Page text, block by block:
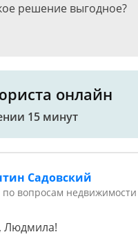
решение выгодное?
онлайн
15 минут
Садовский
вопросам недвижимости
Людмила!